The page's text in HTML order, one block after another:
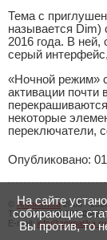
Тема с
называется Dim)
2016 года. В ней,
серый
«Ночной режим»
активации почти
некоторые
переключатели,
Опубликовано:
Аниматика2005 -
Тел.:+7 (423) 206-00-23
E-mail: info@animatika.ru
На сайте
собирающие
Вы против, то